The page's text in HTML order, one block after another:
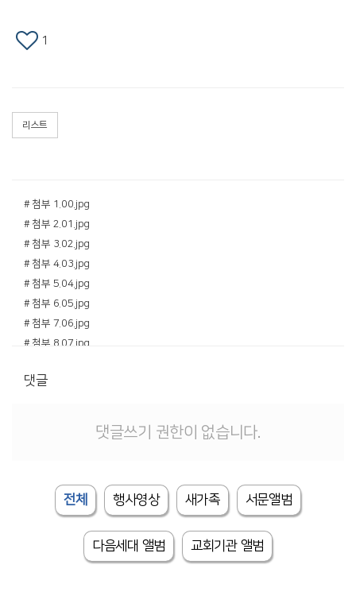
1
리스트
# 첨부 1.00.jpg
# 첨부 2.01.jpg
# 첨부 3.02.jpg
# 첨부 4.03.jpg
# 첨부 5.04.jpg
# 첨부 6.05.jpg
# 첨부 7.06.jpg
# 첨부 8.07.jpg
# 첨부 10.09.jpg
# 첨부 13.d_26aUd018svci633ev59b7y2_u0zhb4.jpg
# 첨부 15.KakaoTalk_20230722_202058467_01.jpg
# 첨부 16.KakaoTalk_20230722_202058467_02.jpg
# 첨부 18.KakaoTalk_20230722_202058467_04.jpg
# 첨부 19.KakaoTalk_20230722_202058467_05.jpg
댓글
댓글쓰기 권한이 없습니다.
전체 행사영상 새가족 서문앨범
다음세대 앨범 교회기관 앨범